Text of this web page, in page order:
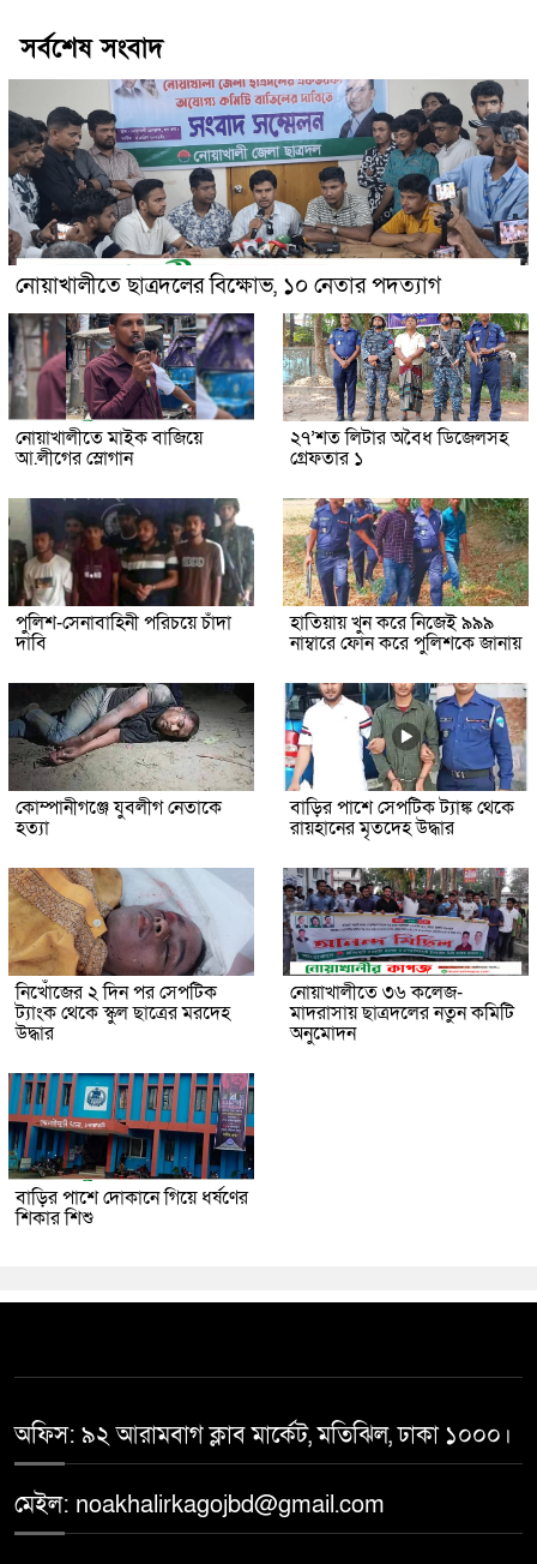
সর্বশেষ সংবাদ
নোয়াখালীতে ছাত্রদলের বিক্ষোভ, ১০ নেতার পদত্যাগ
নোয়াখালীতে মাইক বাজিয়ে
আ.লীগের স্লোগান
২৭’শত লিটার অবৈধ ডিজেলসহ
গ্রেফতার ১
পুলিশ-সেনাবাহিনী পরিচয়ে চাঁদা
দাবি
হাতিয়ায় খুন করে নিজেই ৯৯৯
নাম্বারে ফোন করে পুলিশকে জানায়
কোম্পানীগঞ্জে যুবলীগ নেতাকে
হত্যা
বাড়ির পাশে সেপটিক ট্যাঙ্ক থেকে
রায়হানের মৃতদেহ উদ্ধার
নিখোঁজের ২ দিন পর সেপটিক
ট্যাংক থেকে স্কুল ছাত্রের মরদেহ
উদ্ধার
নোয়াখালীতে ৩৬ কলেজ-
মাদরাসায় ছাত্রদলের নতুন কমিটি
অনুমোদন
বাড়ির পাশে দোকানে গিয়ে ধর্ষণের
শিকার শিশু
অফিস: ৯২ আরামবাগ ক্লাব মার্কেট, মতিঝিল, ঢাকা ১০০০।
মেইল: noakhalirkagojbd@gmail.com